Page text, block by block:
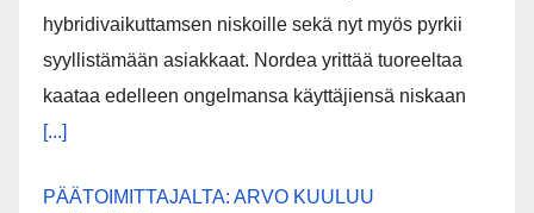
hybridivaikuttamsen niskoille sekä nyt myös pyrkii
syyllistämään asiakkaat. Nordea yrittää tuoreeltaa
kaataa edelleen ongelmansa käyttäjiensä niskaan
[...]
PÄÄTOIMITTAJALTA: ARVO KUULUU